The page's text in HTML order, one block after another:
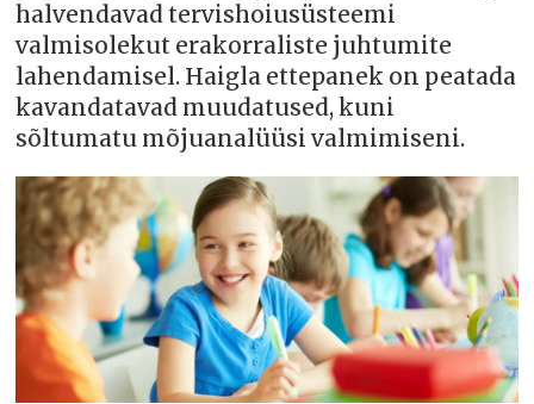
halvendavad tervishoiusüsteemi
valmisolekut erakorraliste juhtumite
lahendamisel. Haigla ettepanek on peatada
kavandatavad muudatused, kuni
sõltumatu mõjuanalüüsi valmimiseni.